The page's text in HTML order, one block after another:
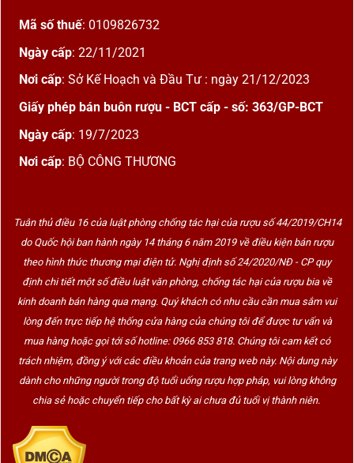
Mã số thuế: 0109826732
Ngày cấp: 22/11/2021
Nơi cấp: Sở Kế Hoạch và Đầu Tư : ngày 21/12/2023
Giấy phép bán buôn rượu - BCT cấp - số: 363/GP-BCT
Ngày cấp: 19/7/2023
Nơi cấp: BỘ CÔNG THƯƠNG
Tuân thủ điều 16 của luật phòng chống tác hại của rượu số 44/2019/CH14
do Quốc hội ban hành ngày 14 tháng 6 năm 2019 về điều kiện bán rượu
theo hình thức thương mại điện tử. Nghị định số 24/2020/NĐ - CP quy
định chi tiết một số điều luật văn phòng, chống tác hại của rượu bia về
kinh doanh bán hàng qua mạng. Quý khách có nhu cầu cần mua sắm vui
lòng đến trực tiếp hệ thống cửa hàng của chúng tôi để được tư vấn và
mua hàng hoặc gọi tới số hotline: 0966 853 818. Chúng tôi cam kết có
trách nhiệm, đồng ý với các điều khoản của trang web này. Nội dung này
dành cho những người trong độ tuổi uống rượu hợp pháp, vui lòng không
chia sẻ hoặc chuyển tiếp cho bất kỳ ai chưa đủ tuổi vị thành niên.